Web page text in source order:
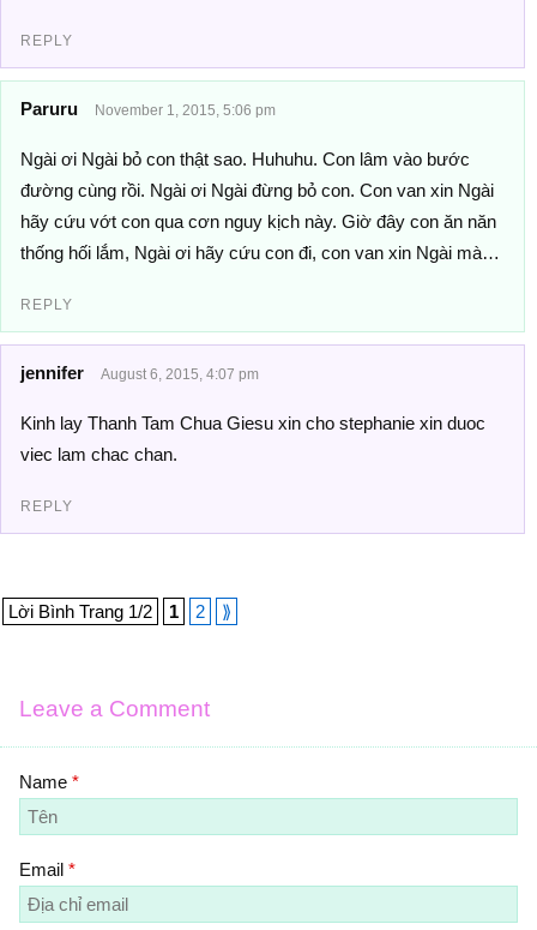
REPLY
Paruru November 1, 2015, 5:06 pm
Ngài ơi Ngài bỏ con thật sao. Huhuhu. Con lâm vào bước
đường cùng rồi. Ngài ơi Ngài đừng bỏ con. Con van xin Ngài
hãy cứu vớt con qua cơn nguy kịch này. Giờ đây con ăn năn
thống hối lắm, Ngài ơi hãy cứu con đi, con van xin Ngài mà…
REPLY
jennifer August 6, 2015, 4:07 pm
Kinh lay Thanh Tam Chua Giesu xin cho stephanie xin duoc
viec lam chac chan.
REPLY
Lời Bình Trang 1/2 1 2 ⟫
Leave a Comment
Name *
Email *